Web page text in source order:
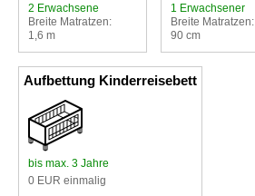
2 Erwachsene
Breite Matratzen:
1,6 m
1 Erwachsener
Breite Matratzen:
90 cm
Aufbettung Kinderreisebett
bis max. 3 Jahre
0 EUR einmalig